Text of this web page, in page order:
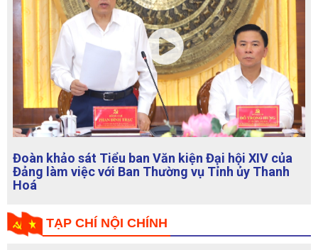
việc với Thành ủy Đà Nẵng